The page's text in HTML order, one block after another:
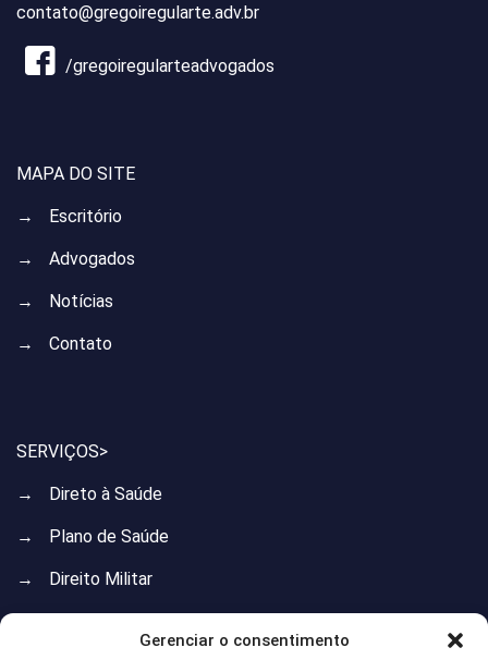
Gerenciar o consentimento
contato@gregoiregularte.adv.br
/gregoiregularteadvogados
MAPA DO SITE
→ Escritório
→ Advogados
→ Notícias
→ Contato
SERVIÇOS>
→ Direto à Saúde
→ Plano de Saúde
→ Direito Militar